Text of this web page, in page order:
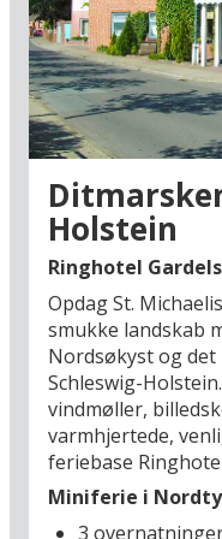
stære laver
marsklandskabet.
Blandt nogle af de
kanalbyen
og Büsum (35
(fra april t.o.m.
toldfrie
midt ude i havet.
ferieoplevelse at
Brunsbüttel (12
passerer via
får man virkelig
skal også huske at
(70 km), som
storbyoplevelser.
miniferie i
Holstein
Ringhotel Gardels
Opdag St.
smukke landskab
Nordsøkyst og det
Schleswig-
vindmøller,
varmhjertede,
feriebase
130 års traditioner
klitområdet, den
Miniferie i
3